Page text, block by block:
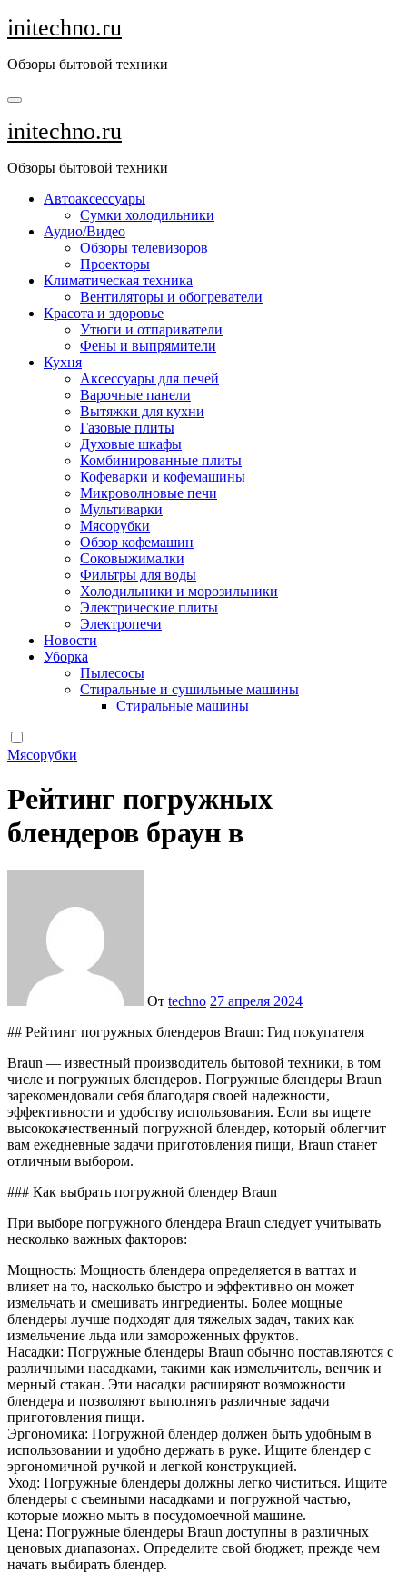
Перейти
к
initechno.ru
Обзоры бытовой техники
initechno.ru
Обзоры бытовой техники
Автоаксессуары
Сумки холодильники
Аудио/Видео
Обзоры телевизоров
Проекторы
Климатическая техника
Вентиляторы и обогреватели
Красота и здоровье
Утюги и отпариватели
Фены и выпрямители
Кухня
Аксессуары для печей
Варочные панели
Вытяжки для кухни
Газовые плиты
Духовые шкафы
Комбинированные плиты
Кофеварки и кофемашины
Микроволновые печи
Мультиварки
Мясорубки
Обзор кофемашин
Соковыжималки
Фильтры для воды
Холодильники и морозильники
Электрические плиты
Электропечи
Новости
Уборка
Пылесосы
Стиральные и сушильные машины
Стиральные машины
Мясорубки
Рейтинг погружных
блендеров браун в
От techno 27 апреля 2024
## Рейтинг погружных блендеров Braun: Гид покупателя
Braun — известный производитель бытовой техники, в том
числе и погружных блендеров. Погружные блендеры Braun
зарекомендовали себя благодаря своей надежности,
эффективности и удобству использования. Если вы ищете
высококачественный погружной блендер, который облегчит
вам ежедневные задачи приготовления пищи, Braun станет
отличным выбором.
### Как выбрать погружной блендер Braun
При выборе погружного блендера Braun следует учитывать
несколько важных факторов:
Мощность: Мощность блендера определяется в ваттах и
влияет на то, насколько быстро и эффективно он может
измельчать и смешивать ингредиенты. Более мощные
блендеры лучше подходят для тяжелых задач, таких как
измельчение льда или замороженных фруктов.
Насадки: Погружные блендеры Braun обычно поставляются с
различными насадками, такими как измельчитель, венчик и
мерный стакан. Эти насадки расширяют возможности
блендера и позволяют выполнять различные задачи
приготовления пищи.
Эргономика: Погружной блендер должен быть удобным в
использовании и удобно держать в руке. Ищите блендер с
эргономичной ручкой и легкой конструкцией.
Уход: Погружные блендеры должны легко чиститься. Ищите
блендеры с съемными насадками и погружной частью,
которые можно мыть в посудомоечной машине.
Цена: Погружные блендеры Braun доступны в различных
ценовых диапазонах. Определите свой бюджет, прежде чем
начать выбирать блендер.